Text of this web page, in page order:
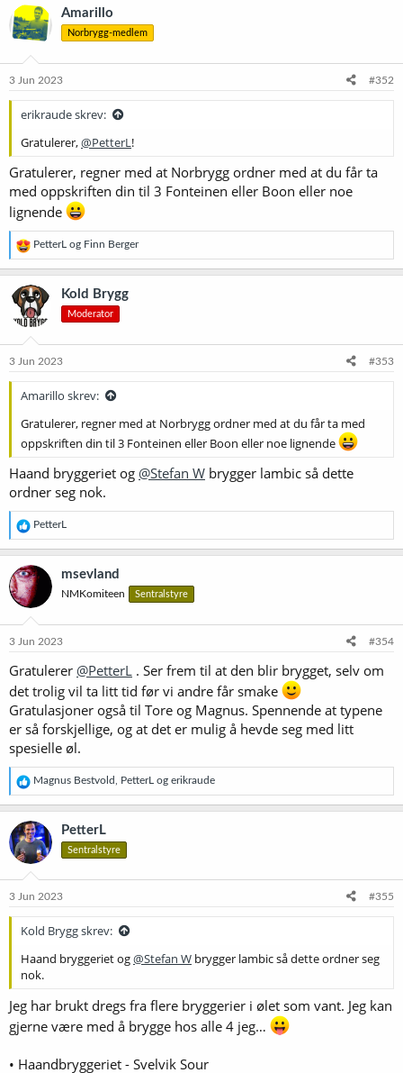
k
s
j
e
Amarillo
Norbrygg-medlem
3 Jun 2023 #352
erikraude skrev:
Gratulerer,@PetterL !
Gratulerer, regner med at Norbrygg ordner med at du får ta
med oppskriften din til 3 Fonteinen eller Boon eller noe
lignende
R
e
a
k
s
j
o
e
PetterL og Finn Berger
Kold Brygg
Moderator
3 Jun 2023 #353
Amarillo skrev:
Gratulerer, regner med at Norbrygg ordner med at du får ta med
oppskriften din til 3 Fonteinen eller Boon eller noe lignende
Haand bryggeriet og @Stefan W brygger lambic så dette
ordner seg nok.
R
e
a
k
s
j
o
e
:
PetterL
msevland
NMKomiteen Sentralstyre
3 Jun 2023 #354
Gratulerer @PetterL . Ser frem til at den blir brygget, selv om
det trolig vil ta litt tid før vi andre får smake
Gratulasjoner også til Tore og Magnus. Spennende at typene
er så forskjellige, og at det er mulig å hevde seg med litt
spesielle øl.
R
e
a
k
s
j
o
e
Magnus Bestvold PetterL og erikraude
PetterL
Sentralstyre
3 Jun 2023 #355
Kold Brygg skrev:
Haand bryggeriet og@Stefan W brygger lambic så dette ordner seg
nok.
Jeg har brukt dregs fra flere bryggerier i ølet som vant. Jeg kan
gjerne være med å brygge hos alle 4 jeg…
• Haandbryggeriet - Svelvik Sour